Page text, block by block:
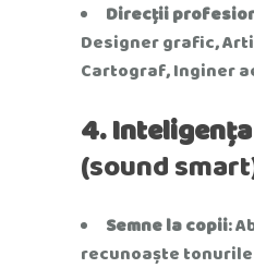
Direcții
Designer grafic,
Cartograf, Inginer
4.
(sound
Semne la copii:
recunoaște tonurile